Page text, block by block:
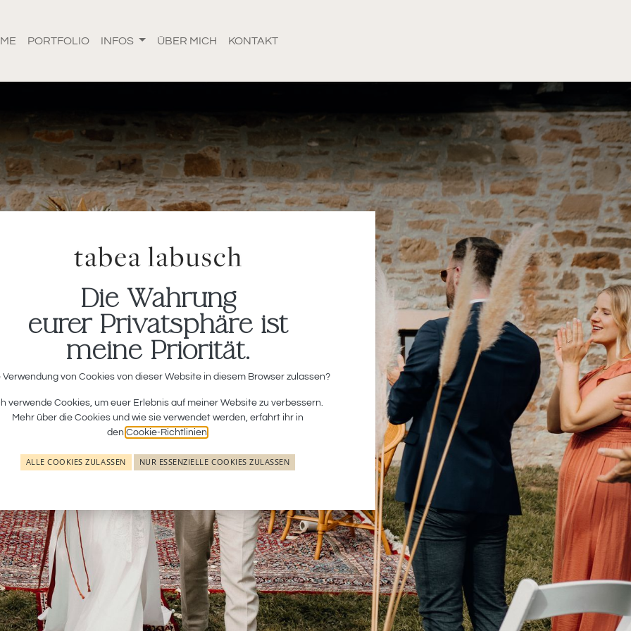
PORTFOLIO INFOS ÜBER MICH KONTAKT
& Jennifer
Heiraten im Kloster Maria Bildhausen
Die Wahrung
eurer Privatsphäre ist
meine Priorität.
Verwendung von Cookies von dieser Website in diesem Browser zulassen?
verwende Cookies, um euer Erlebnis auf meiner Website zu verbessern.
Mehr über die Cookies und wie sie verwendet werden, erfahrt ihr in
den Cookie-Richtlinien
ALLE COOKIES ZULASSEN NUR ESSENZIELLE COOKIES ZULASSEN